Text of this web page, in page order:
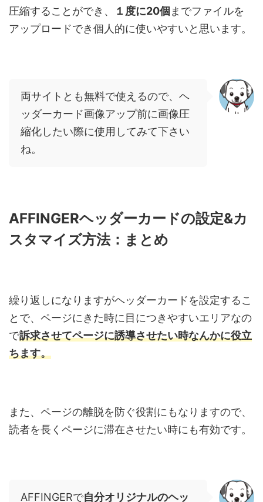
圧縮することができ、
１度に20個 までファイルを
アップロードでき個人的に使いやすいと思います。
両サイトとも無料で使えるので、ヘ
ッダーカード画像アップ前に画像圧
縮化したい際に使用してみて下さい
ね。
AFFINGERヘッダーカードの設定&カ
スタマイズ方法：まとめ
繰り返しになりますがヘッダーカードを設定するこ
とで、ページにきた時に目につきやすいエリアなの
で訴求させてページに誘導させたい時なんかに役立
ちます。
また、ページの離脱を防ぐ役割にもなりますので、
読者を長くページに滞在させたい時にも有効です。
AFFINGERで自分オリジナルのヘッ